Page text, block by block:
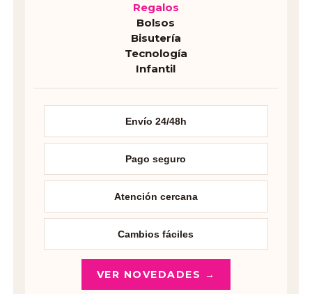
Regalos
Bolsos
Bisutería
Tecnología
Infantil
Envío 24/48h
Pago seguro
Atención cercana
Cambios fáciles
VER NOVEDADES →